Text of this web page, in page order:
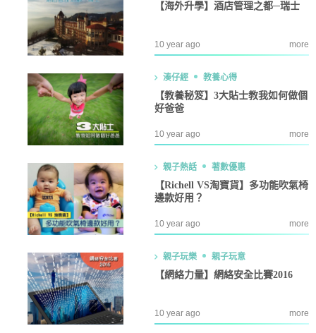
【海外升學】酒店管理之都─瑞士
10 year ago more
湊仔經 教養心得
【教養秘笈】3大貼士教我如何做個
好爸爸
10 year ago more
親子熱話 著數優惠
【Richell VS淘寶貨】多功能吹氣椅
邊款好用？
10 year ago more
親子玩樂 親子玩意
【網絡力量】網絡安全比賽2016
10 year ago more